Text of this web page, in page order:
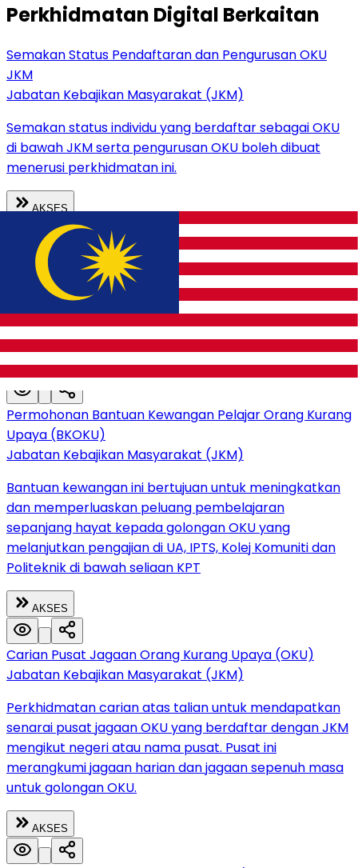
Perkhidmatan Digital Berkaitan
Semakan Status Pendaftaran dan Pengurusan OKU
JKM
Jabatan Kebajikan Masyarakat (JKM)
Semakan status individu yang berdaftar sebagai OKU
di bawah JKM serta pengurusan OKU boleh dibuat
menerusi perkhidmatan ini.
AKSES
Semakan Penerima Bantuan JKM
Jabatan Kebajikan Masyarakat (JKM)
dibuat menerusi perkhidmatan ini.
AKSES
Permohonan Bantuan Kewangan Pelajar Orang Kurang
Upaya (BKOKU)
Jabatan Kebajikan Masyarakat (JKM)
Bantuan kewangan ini bertujuan untuk meningkatkan
dan memperluaskan peluang pembelajaran
sepanjang hayat kepada golongan OKU yang
melanjutkan pengajian di UA, IPTS, Kolej Komuniti dan
Politeknik di bawah seliaan KPT
AKSES
Carian Pusat Jagaan Orang Kurang Upaya (OKU)
Jabatan Kebajikan Masyarakat (JKM)
Perkhidmatan carian atas talian untuk mendapatkan
senarai pusat jagaan OKU yang berdaftar dengan JKM
mengikut negeri atau nama pusat. Pusat ini
merangkumi jagaan harian dan jagaan sepenuh masa
untuk golongan OKU.
AKSES